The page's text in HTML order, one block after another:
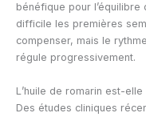
bénéfique pour
difficile les premières
compenser, mais le
régule progressivement.
L’huile de romarin est-
Des études cliniques